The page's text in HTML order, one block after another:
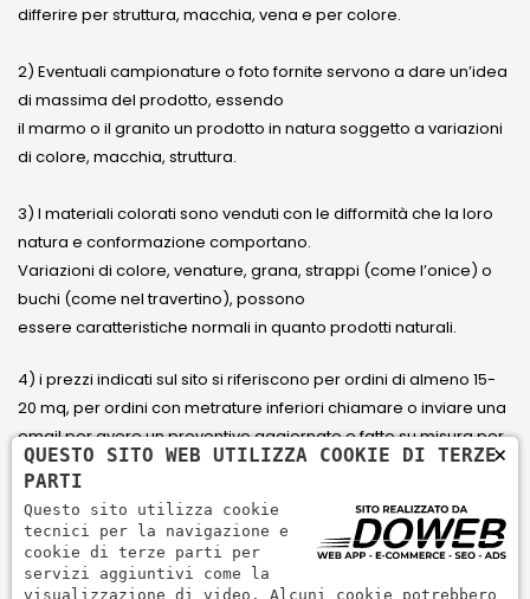
differire per struttura, macchia, vena e per colore.
2) Eventuali campionature o foto fornite servono a dare un’idea
di massima del prodotto, essendo
il marmo o il granito un prodotto in natura soggetto a variazioni
di colore, macchia, struttura.
3) I materiali colorati sono venduti con le difformità che la loro
natura e conformazione comportano.
Variazioni di colore, venature, grana, strappi (come l’onice) o
buchi (come nel travertino), possono
essere caratteristiche normali in quanto prodotti naturali.
4) i prezzi indicati sul sito si riferiscono per ordini di almeno 15-
20 mq, per ordini con metrature inferiori chiamare o inviare una
email per avere un preventivo aggiornato e fatto su misura per
il cliente.
5) Paga con Carta di credito Visa, Visa Electron, Maestro,
Mastercard tramite il circuito PayPal. PayPal serve per pagare,
inviare denaro e accettare pagamenti in modo rapido,
×
QUESTO SITO WEB UTILIZZA COOKIE DI TERZE
PARTI
Questo sito utilizza cookie
tecnici per la navigazione e
cookie di terze parti per
servizi aggiuntivi come la
visualizzazione di video. Alcuni cookie potrebbero